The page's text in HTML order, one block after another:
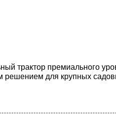
трактор премиального
для крупных